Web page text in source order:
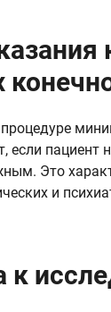
если пациент
Это
и
к